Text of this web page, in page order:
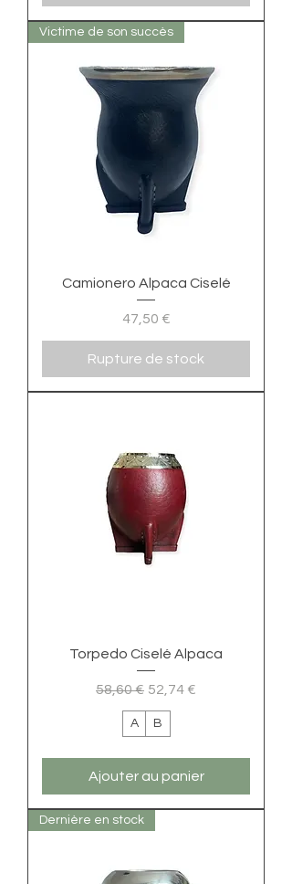
Victime de son succès
Camionero Alpaca Ciselé
Prix
47,50 €
Rupture de stock
Torpedo Ciselé Alpaca
Prix original
58,60 € Prix promotionnel
52,74 €
A B
Ajouter au panier
Dernière en stock